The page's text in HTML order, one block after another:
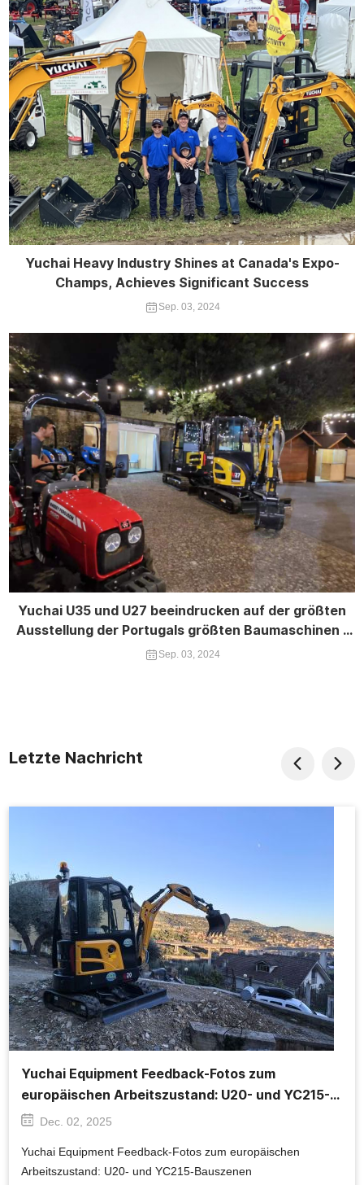
Yuchai Heavy Industry Shines at Canada's Expo-
Champs, Achieves Significant Success
Sep. 03, 2024
Yuchai U35 und U27 beeindrucken auf der größten
Ausstellung der Portugals größten Baumaschinen -
Expo
Sep. 03, 2024
Letzte Nachricht
Yuchai Equipment Feedback-Fotos zum
europäischen Arbeitszustand: U20- und YC215-
Bauszenen
Dec. 02, 2025
Yuchai Equipment Feedback-Fotos zum europäischen
Arbeitszustand: U20- und YC215-Bauszenen